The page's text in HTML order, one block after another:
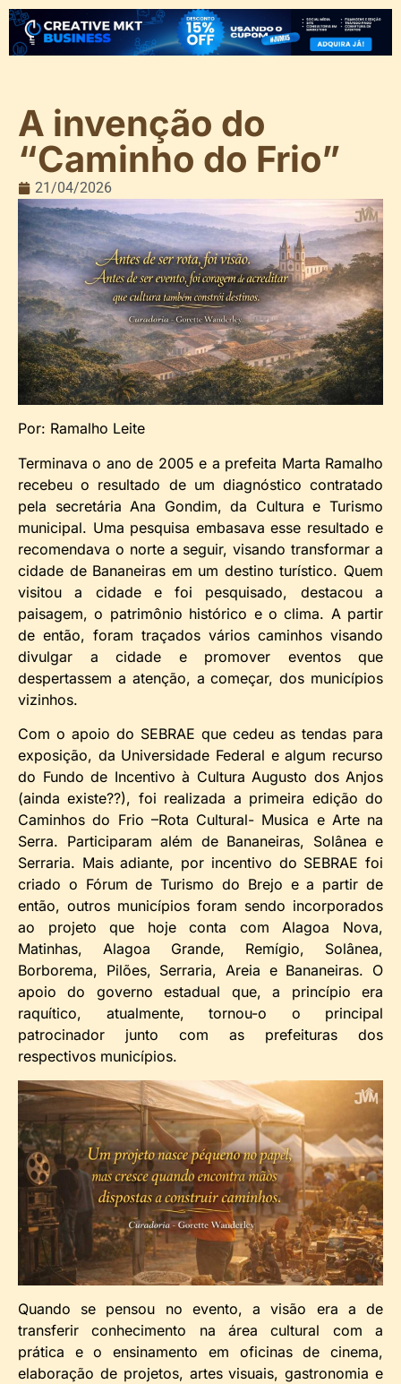
A invenção do
“Caminho do Frio”
21/04/2026
Por: Ramalho Leite
Terminava o ano de 2005 e a prefeita Marta Ramalho
recebeu o resultado de um diagnóstico contratado
pela secretária Ana Gondim, da Cultura e Turismo
municipal. Uma pesquisa embasava esse resultado e
recomendava o norte a seguir, visando transformar a
cidade de Bananeiras em um destino turístico. Quem
visitou a cidade e foi pesquisado, destacou a
paisagem, o patrimônio histórico e o clima. A partir
de então, foram traçados vários caminhos visando
divulgar a cidade e promover eventos que
despertassem a atenção, a começar, dos municípios
vizinhos.
Com o apoio do SEBRAE que cedeu as tendas para
exposição, da Universidade Federal e algum recurso
do Fundo de Incentivo à Cultura Augusto dos Anjos
(ainda existe??), foi realizada a primeira edição do
Caminhos do Frio –Rota Cultural- Musica e Arte na
Serra. Participaram além de Bananeiras, Solânea e
Serraria. Mais adiante, por incentivo do SEBRAE foi
criado o Fórum de Turismo do Brejo e a partir de
então, outros municípios foram sendo incorporados
ao projeto que hoje conta com Alagoa Nova,
Matinhas, Alagoa Grande, Remígio, Solânea,
Borborema, Pilões, Serraria, Areia e Bananeiras. O
apoio do governo estadual que, a princípio era
raquítico, atualmente, tornou-o o principal
patrocinador junto com as prefeituras dos
respectivos municípios.
Quando se pensou no evento, a visão era a de
transferir conhecimento na área cultural com a
prática e o ensinamento em oficinas de cinema,
elaboração de projetos, artes visuais, gastronomia e